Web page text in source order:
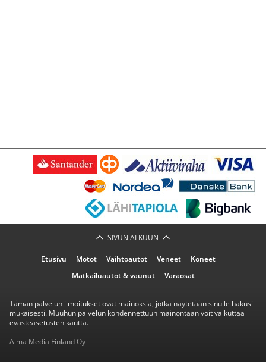
SIVUN ALKUUN
Etusivu Motot Vaihtoautot Veneet
Koneet
Matkailuautot & vaunut
Varaosat
Tämän palvelun ilmoitukset ovat mainoksia, jotka näytetään sinulle hakusi
mukaisesti. Muuhun palvelun kohdennettuun mainontaan voit vaikuttaa
evästeasetusten kautta.
Alma Media Finland Oy